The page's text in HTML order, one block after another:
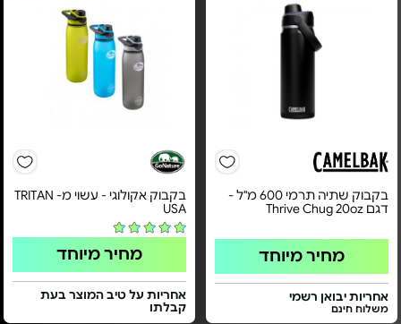
בקבוק שתיה תרמי 600 מ"ל -
דגם Thrive Chug 20oz
מחיר מיוחד
אחריות יבואן רשמי
משלוח חינם
בקבוק אקולוגי - עשוי מ- TRITAN
USA
מחיר מיוחד
אחריות על טיב המוצר בעת
קבלתו